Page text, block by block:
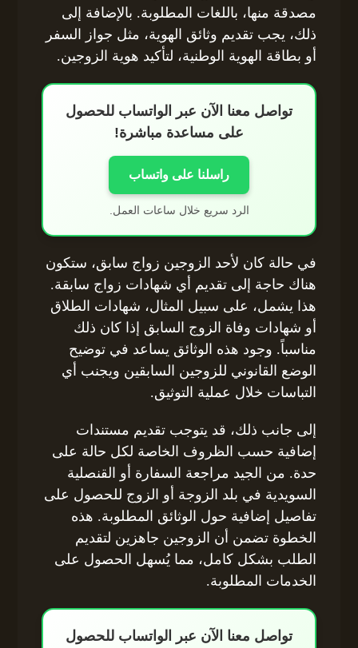
مصدقة منها، باللغات المطلوبة. بالإضافة إلى
ذلك، يجب تقديم وثائق الهوية، مثل جواز السفر
أو بطاقة الهوية الوطنية، لتأكيد هوية الزوجين.
تواصل معنا الآن عبر الواتساب للحصول
على مساعدة مباشرة!
راسلنا على واتساب
الرد سريع خلال ساعات العمل.
في حالة كان لأحد الزوجين زواج سابق، ستكون
هناك حاجة إلى تقديم أي شهادات زواج سابقة.
هذا يشمل، على سبيل المثال، شهادات الطلاق
أو شهادات وفاة الزوج السابق إذا كان ذلك
مناسباً. وجود هذه الوثائق يساعد في توضيح
الوضع القانوني للزوجين السابقين ويجنب أي
التباسات خلال عملية التوثيق.
إلى جانب ذلك، قد يتوجب تقديم مستندات
إضافية حسب الظروف الخاصة لكل حالة على
حدة. من الجيد مراجعة السفارة أو القنصلية
السويدية في بلد الزوجة أو الزوج للحصول على
تفاصيل إضافية حول الوثائق المطلوبة. هذه
الخطوة تضمن أن الزوجين جاهزين لتقديم
الطلب بشكل كامل، مما يُسهل الحصول على
الخدمات المطلوبة.
تواصل معنا الآن عبر الواتساب للحصول